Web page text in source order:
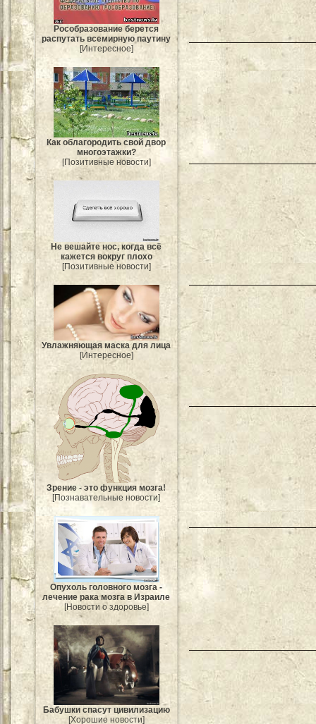
Рособразование берется
распутать всемирную паутину
[Интересное]
Как облагородить свой двор
многоэтажки?
[Позитивные новости]
Не вешайте нос, когда всё
кажется вокруг плохо
[Позитивные новости]
Увлажняющая маска для лица
[Интересное]
Зрение - это функция мозга!
[Познавательные новости]
Опухоль головного мозга -
лечение рака мозга в Израиле
[Новости о здоровье]
Бабушки спасут цивилизацию
[Хорошие новости]